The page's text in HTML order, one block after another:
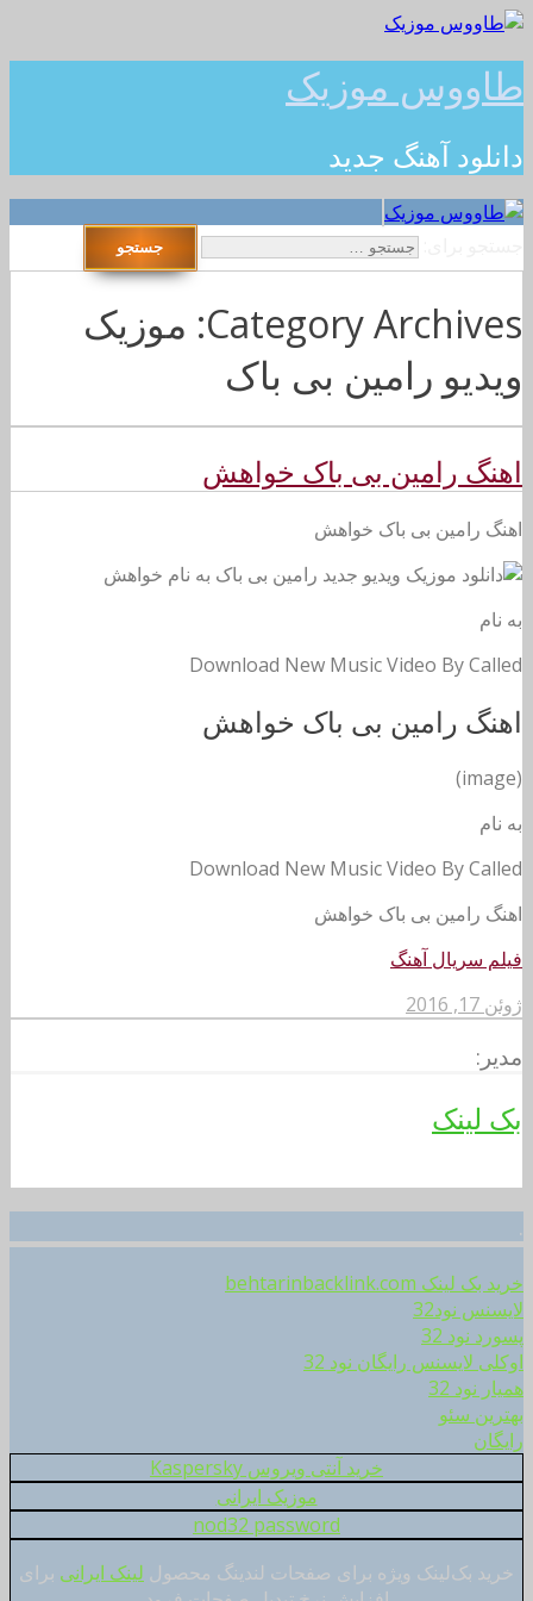
طاووس موزیک
دانلود آهنگ جدید
Category Archives: موزیک
ویدیو رامین بی باک
اهنگ رامین بی باک خواهش
اهنگ رامین بی باک خواهش
به نام
Download New Music Video By Called
اهنگ رامین بی باک خواهش
(image)
به نام
Download New Music Video By Called
اهنگ رامین بی باک خواهش
فیلم سریال آهنگ
ژوئن 17, 2016
مدیر:
بک لینک
.
خرید بک لینک behtarinbacklink.com
لایسنس نود32
پسورد نود 32
اوکلی لایسنس رایگان نود 32
همیار نود 32
بهترین سئو
رایگان
خرید آنتی ویروس Kaspersky
موزیک ایرانی
nod32 password
خرید بک‌لینک ویژه برای صفحات لندینگ محصول لینک ایرانی برای